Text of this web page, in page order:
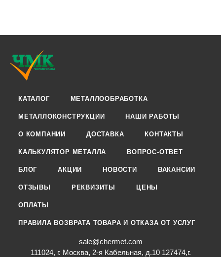
КАТАЛОГ МЕТАЛЛООБРАБОТКА
МЕТАЛЛОКОНСТРУКЦИИ НАШИ РАБОТЫ
О КОМПАНИИ ДОСТАВКА КОНТАКТЫ
КАЛЬКУЛЯТОР МЕТАЛЛА ВОПРОС-ОТВЕТ
БЛОГ АКЦИИ НОВОСТИ ВАКАНСИИ
ОТЗЫВЫ РЕКВИЗИТЫ ЦЕНЫ
ОПЛАТЫ
ПРАВИЛА ВОЗВРАТА ТОВАРА И ОТКАЗА ОТ УСЛУГ
sale@chermet.com
111024, г. Москва, 2-я Кабельная, д.10 127474,г.